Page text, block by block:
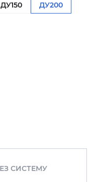
ДУ150
ДУ200
СИСТЕМУ